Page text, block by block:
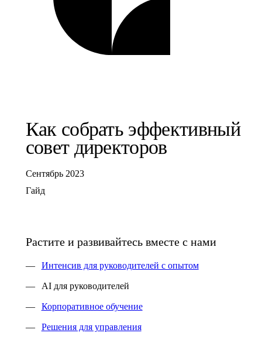
Как собрать эффективный
совет директоров
Сентябрь 2023
Гайд
Растите и развивайтесь вместе с нами
Интенсив для руководителей с опытом
AI для руководителей
Корпоративное обучение
Решения для управления